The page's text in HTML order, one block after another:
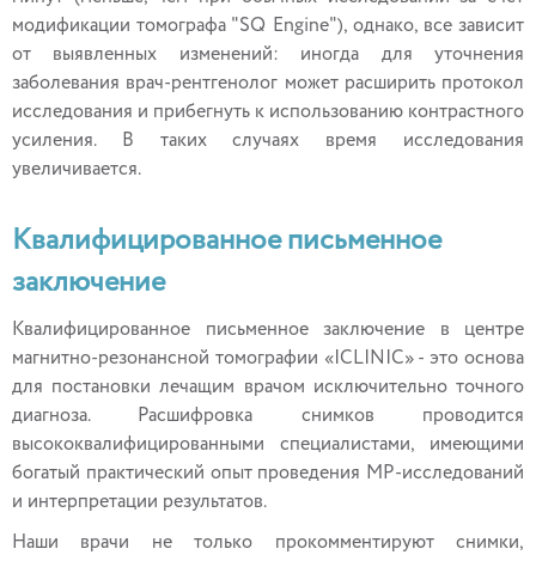
модификации томографа "SQ Engine"), однако, все зависит
от выявленных изменений: иногда для уточнения
заболевания врач-рентгенолог может расширить протокол
исследования и прибегнуть к использованию контрастного
усиления. В таких случаях время исследования
увеличивается.
Квалифицированное письменное
заключение
Квалифицированное письменное заключение в центре
магнитно-резонансной томографии «ICLINIC» - это основа
для постановки лечащим врачом исключительно точного
диагноза. Расшифровка снимков проводится
высококвалифицированными специалистами, имеющими
богатый практический опыт проведения МР-исследований
и интерпретации результатов.
Наши врачи не только прокомментируют снимки,